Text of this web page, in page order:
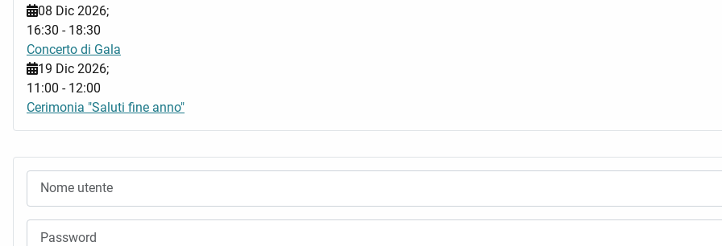
08 Dic 2026;
16:30 - 18:30
Concerto di Gala
19 Dic 2026;
11:00 - 12:00
Cerimonia "Saluti fine anno"